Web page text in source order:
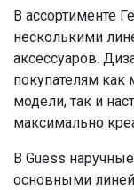
В ассортименте
несколькими
аксессуаров.
покупателям
модели, так и
максимально
В Guess
основными